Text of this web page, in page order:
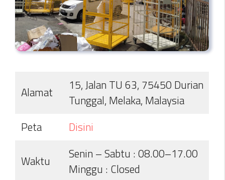
Alamat
15, Jalan TU 63, 75450 Durian
Tunggal, Melaka, Malaysia
Peta
Disini
Waktu
Senin – Sabtu : 08.00–17.00
Minggu : Closed